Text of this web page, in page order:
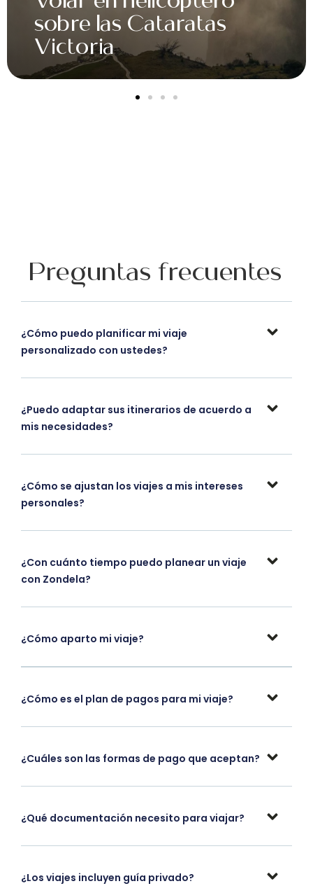
Tener un acercamiento
con leones
Preguntas frecuentes
¿Cómo puedo planificar mi viaje
personalizado con ustedes?
¿Puedo adaptar sus itinerarios de acuerdo a
mis necesidades?
¿Cómo se ajustan los viajes a mis intereses
personales?
¿Con cuánto tiempo puedo planear un viaje
con Zondela?
¿Cómo aparto mi viaje?
¿Cómo es el plan de pagos para mi viaje?
¿Cuáles son las formas de pago que aceptan?
¿Qué documentación necesito para viajar?
¿Los viajes incluyen guía privado?